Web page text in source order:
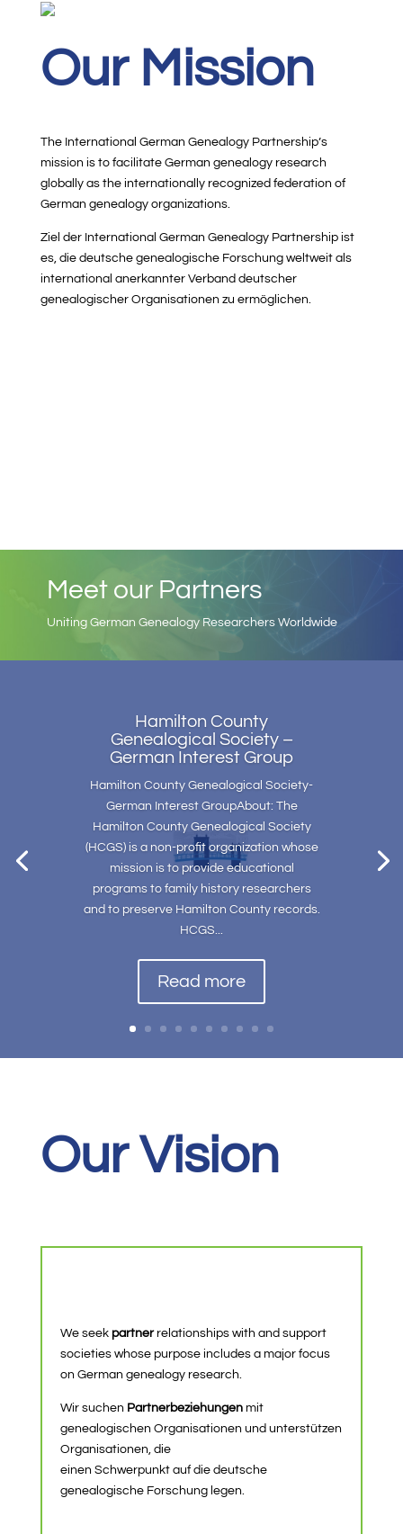
Our Mission
The International German Genealogy Partnership’s
mission is to facilitate German genealogy research
globally as the internationally recognized federation of
German genealogy organizations.
Ziel der International German Genealogy Partnership ist
es, die deutsche genealogische Forschung weltweit als
international anerkannter Verband deutscher
genealogischer Organisationen zu ermöglichen.
Meet our Partners
Uniting German Genealogy Researchers Worldwide
Hamilton County
Genealogical Society –
German Interest Group
Hamilton County Genealogical Society-
German Interest GroupAbout: The
Hamilton County Genealogical Society
(HCGS) is a non-profit organization whose
mission is to provide educational
programs to family history researchers
and to preserve Hamilton County records.
HCGS...
Read more
Our Vision
We seek partnerrelationships with and support
societies whose purpose includes a major focus
on German genealogy research.
Wir suchen Partnerbeziehungenmit
genealogischen Organisationen und unterstützen
Organisationen, die
einen Schwerpunkt auf die deutsche
genealogische Forschung legen.